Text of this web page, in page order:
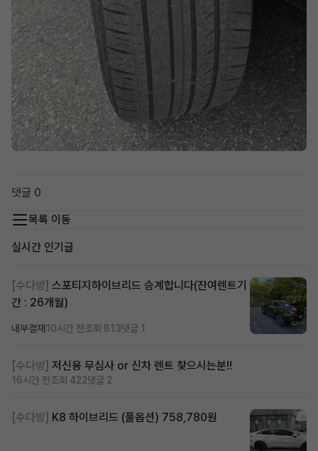
댓글 0
목록 이동
실시간 인기글
[수다방] 스포티지하이브리드 승계합니다(잔여렌트기
간 : 26개월)
내부결재10시간 전조회 813댓글 1
[수다방] 저신용 무심사 or 신차 렌트 찾으시는분!!
16시간 전조회 422댓글 2
[수다방] K8 하이브리드 (풀옵션) 758,780원